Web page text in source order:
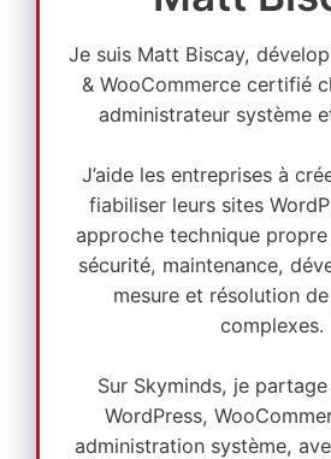
Je suis Matt Biscay,
& WooCommerce certifié
administrateur système
J’aide les entreprises à
fiabiliser leurs sites
approche technique
sécurité, maintenance,
mesure et résolution
complexes.
Sur Skyminds, je
WordPress,
administration système,